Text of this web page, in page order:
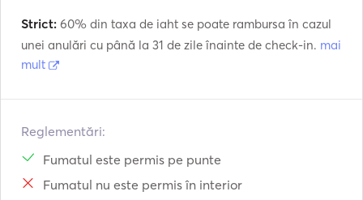
Strict: 60% din taxa de iaht se poate rambursa în cazul
unei anulări cu până la 31 de zile înainte de check-in. mai
mult
Reglementări:
Fumatul este permis pe punte
Fumatul nu este permis în interior